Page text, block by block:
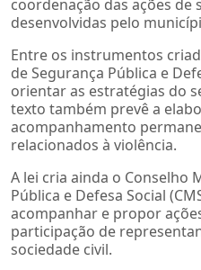
coordenação das ações de
desenvolvidas pelo
Entre os instrumentos
de Segurança Pública e
orientar as estratégias do
texto também prevê a
acompanhamento
relacionados à violência.
A lei cria ainda o Conselho
Pública e Defesa Social
acompanhar e propor
participação de
sociedade civil.